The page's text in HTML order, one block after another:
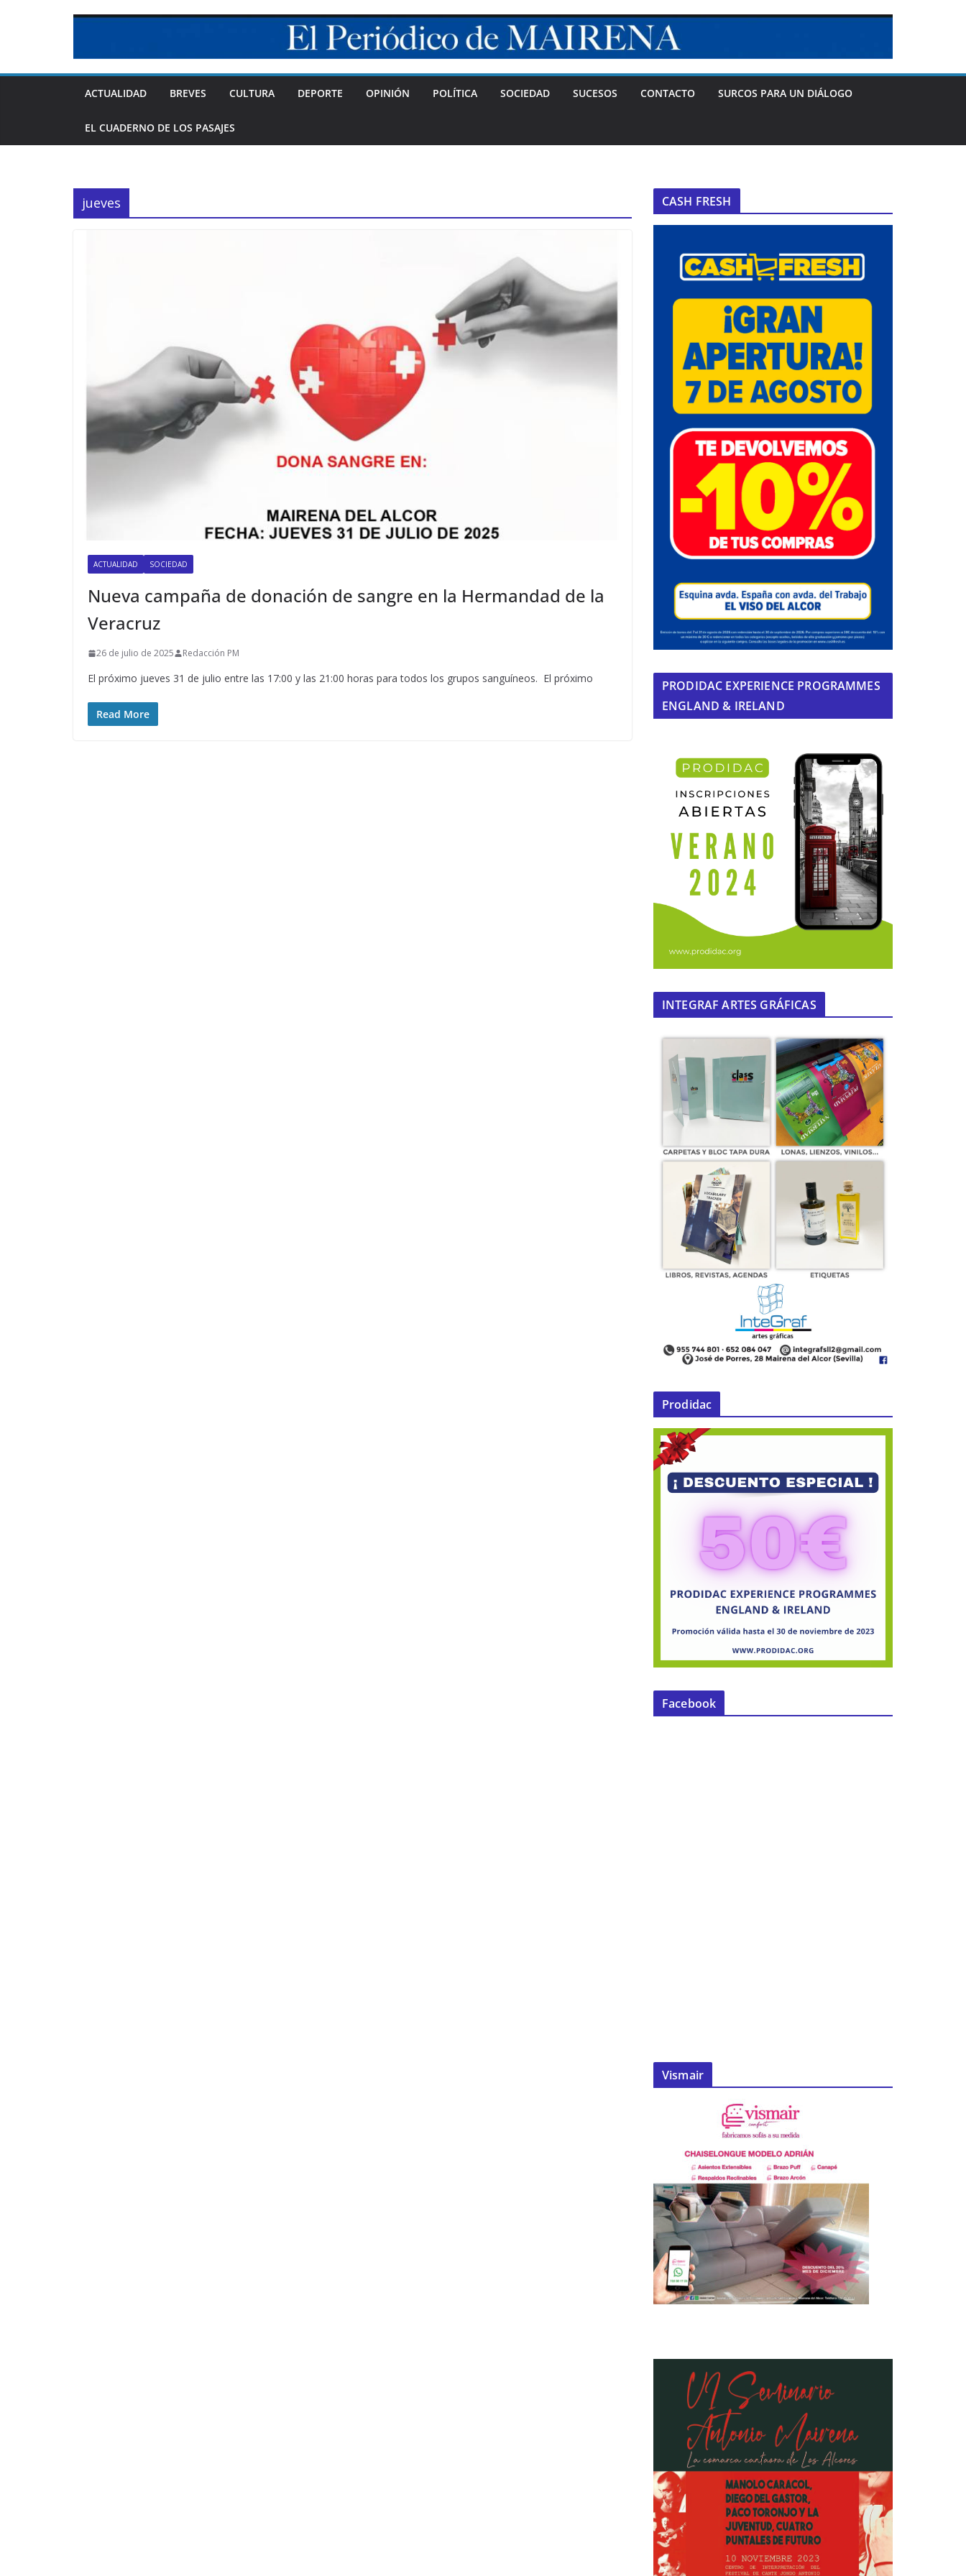
ACTUALIDAD BREVES CULTURA DEPORTE OPINIÓN POLÍTICA SOCIEDAD SUCESOS CONTACTO SURCOS PARA UN DIÁLOGO
EL CUADERNO DE LOS PASAJES
jueves
ACTUALIDAD SOCIEDAD
Nueva campaña de donación de sangre en la Hermandad de la
Veracruz
26 de julio de 2025 Redacción PM
El próximo jueves 31 de julio entre las 17:00 y las 21:00 horas para todos los grupos sanguíneos. El próximo
Read More
CASH FRESH
PRODIDAC EXPERIENCE PROGRAMMES
ENGLAND & IRELAND
INTEGRAF ARTES GRÁFICAS
Prodidac
Facebook
Vismair